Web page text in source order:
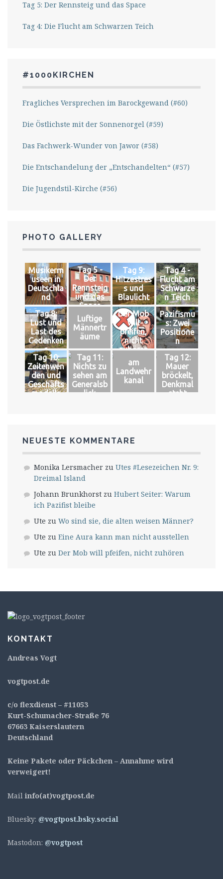
Tag 5: Der Rennsteig und das Space
Tag 4: Die Flucht am Schwarzen Teich
#1000KIRCHEN
Fragliches Versprechen im Barockgewand (#60)
Die Östlichste mit der Sonnenorgel (#59)
Das Fachwerk-Wunder von Jawor (#58)
Die Entschandelung der „Entschandelten“ (#57)
Die Jugendstil-Kirche (#56)
PHOTO GALLERY
Musikerm
useen in
Deutschla
nd
Tag 5 -
Der
Rennsteig
und das
Space
Tag 9:
Hitzestres
s und
Blaulicht
Tag 4 -
Flucht am
Schwarze
n Teich
Tag 8:
Lust und
Last des
Gedenken
s
Luftige
Männertr
äume
Der Mob
will
pfeifen,
nicht
zuhören
Pazifismu
s: Zwei
Positione
n
Tag 10:
Zeitenwen
den und
Geschäfts
modelle
Tag 11:
Nichts zu
sehen am
Generalsb
lick
am
Landwehr
kanal
Tag 12:
Mauer
bröckelt,
Denkmal
steht
NEUESTE KOMMENTARE
Monika Lersmacher zu Utes #Lesezeichen Nr. 9:
Dreimal Island
Johann Brunkhorst zu Hubert Seiter: Warum
ich Pazifist bleibe
Ute zu Wo sind sie, die alten weisen Männer?
Ute zu Eine Aura kann man nicht ausstellen
Ute zu Der Mob will pfeifen, nicht zuhören
KONTAKT
Andreas Vogt
vogtpost.de
c/o flexdienst – #11053
Kurt-Schumacher-Straße 76
67663 Kaiserslautern
Deutschland
Keine Pakete oder Päckchen – Annahme wird
verweigert!
Mail info(at)vogtpost.de
Bluesky: @vogtpost.bsky.social
Mastodon: @vogtpost